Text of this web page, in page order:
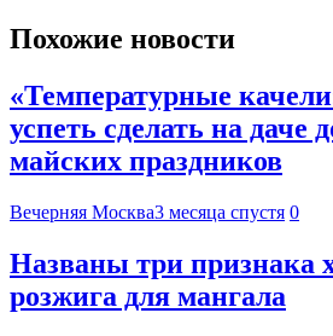
Похожие новости
«Температурные
успеть сделать на даче
майских праздников
Вечерняя Москва3 месяца спустя 0
Названы три признака
розжига для мангала